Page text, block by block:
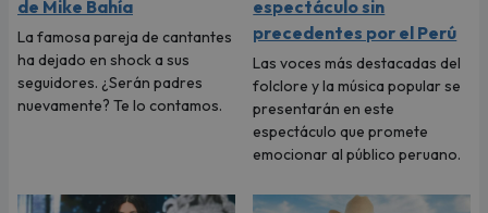
de Mike Bahía
La famosa pareja de cantantes
ha dejado en shock a sus
seguidores. ¿Serán padres
nuevamente? Te lo contamos.
espectáculo sin
precedentes por el Perú
Las voces más destacadas del
folclore y la música popular se
presentarán en este
espectáculo que promete
emocionar al público peruano.